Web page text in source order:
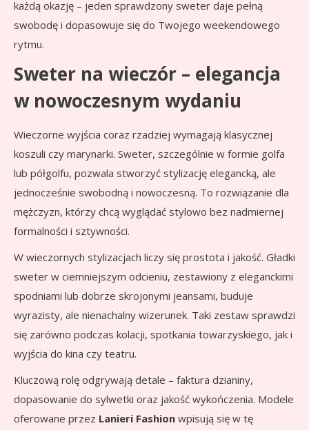
każdą okazję – jeden sprawdzony sweter daje pełną
swobodę i dopasowuje się do Twojego weekendowego
rytmu.
Sweter na wieczór – elegancja
w nowoczesnym wydaniu
Wieczorne wyjścia coraz rzadziej wymagają klasycznej
koszuli czy marynarki. Sweter, szczególnie w formie golfa
lub półgolfu, pozwala stworzyć stylizację elegancką, ale
jednocześnie swobodną i nowoczesną. To rozwiązanie dla
mężczyzn, którzy chcą wyglądać stylowo bez nadmiernej
formalności i sztywności.
W wieczornych stylizacjach liczy się prostota i jakość. Gładki
sweter w ciemniejszym odcieniu, zestawiony z eleganckimi
spodniami lub dobrze skrojonymi jeansami, buduje
wyrazisty, ale nienachalny wizerunek. Taki zestaw sprawdzi
się zarówno podczas kolacji, spotkania towarzyskiego, jak i
wyjścia do kina czy teatru.
Kluczową rolę odgrywają detale – faktura dzianiny,
dopasowanie do sylwetki oraz jakość wykończenia. Modele
oferowane przez Lanieri Fashion wpisują się w tę